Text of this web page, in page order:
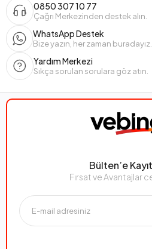
0850 307 10 77
Çağrı Merkezinden destek alın.
WhatsApp Destek
Bize yazın, her zaman buradayız.
Yardım Merkezi
Sıkça sorulan sorulara göz atın.
Bülten’e
Fırsat ve Avantajlar